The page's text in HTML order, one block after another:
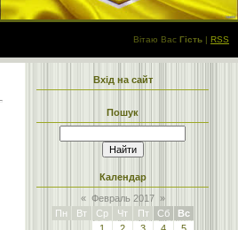
Вітаю Вас Гість | RSS
Вхід на сайт
Пошук
Календар
« Февраль 2017 »
Пн
Вт Ср Чт Пт Сб
Вс